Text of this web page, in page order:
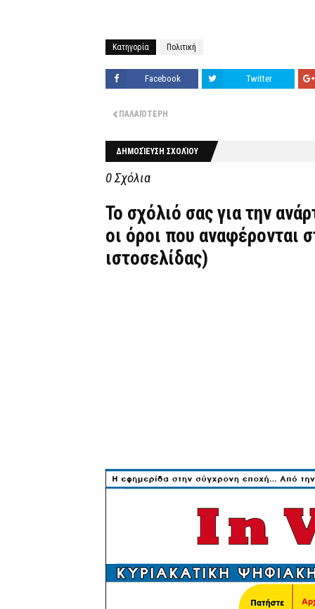
Κατηγορία Πολιτική
Facebook Twitter
ΠΑΛΑΙΌΤΕΡΗ
ΔΗΜΟΣΊΕΥΣΗ ΣΧΟΛΊΟΥ
0 Σχόλια
Το σχόλιό σας για την
οι όροι που αναφέρονται
ιστοσελίδας)